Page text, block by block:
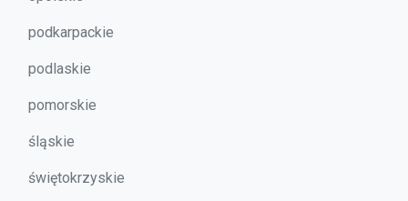
podkarpackie
podlaskie
pomorskie
śląskie
świętokrzyskie